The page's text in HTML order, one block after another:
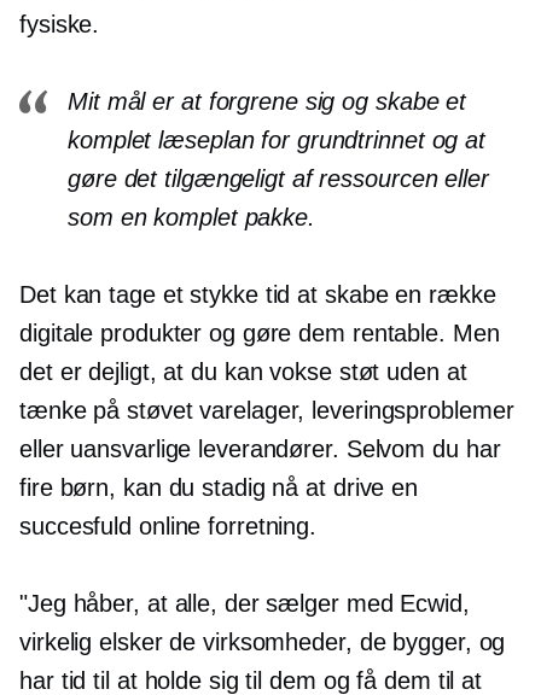
fysiske.
Mit mål er at forgrene sig og skabe et
komplet læseplan for grundtrinnet og at
gøre det tilgængeligt af ressourcen eller
som en komplet pakke.
Det kan tage et stykke tid at skabe en række
digitale produkter og gøre dem rentable. Men
det er dejligt, at du kan vokse støt uden at
tænke på støvet varelager, leveringsproblemer
eller uansvarlige leverandører. Selvom du har
fire børn, kan du stadig nå at drive en
succesfuld online forretning.
"Jeg håber, at alle, der sælger med Ecwid,
virkelig elsker de virksomheder, de bygger, og
har tid til at holde sig til dem og få dem til at